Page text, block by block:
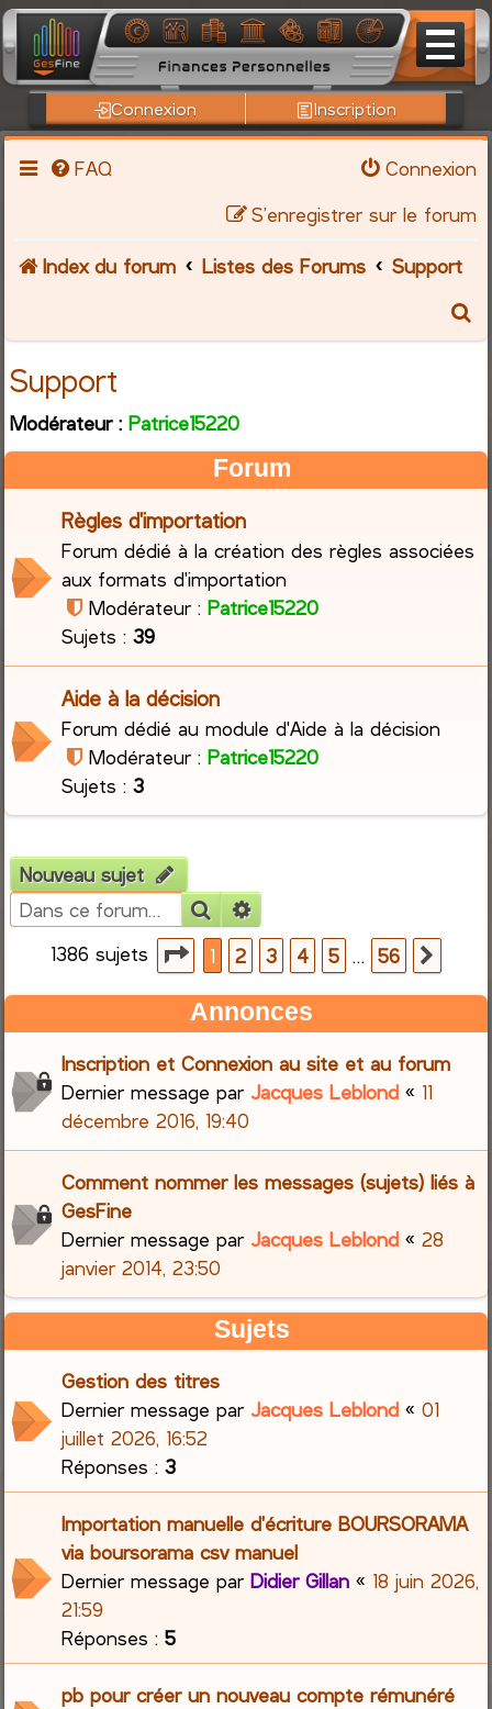
Connexion Inscription
FAQ
Connexion
S’enregistrer sur le forum
Index du forum Listes des Forums
Support
h
e
e
Support
Modérateur : Patrice15220
Forum
Règles d'importation
Forum dédié à la création des règles associées
aux formats d'importation
Modérateur : Patrice15220
Sujets :39
Aide à la décision
Forum dédié au module d'Aide à la décision
Modérateur : Patrice15220
Sujets :3
Nouveau sujet
Rechercher
1386 sujets
Page1sur 56
1 2 3 4 5 … 56
Annonces
Inscription et Connexion au site et au forum
Dernier message parJacques Leblond « 11
décembre 2016, 19:40
Comment nommer les messages (sujets) liés à
GesFine
Dernier message parJacques Leblond «28
janvier 2014, 23:50
Sujets
Gestion des titres
Dernier message parJacques Leblond «01
juillet 2026, 16:52
Réponses :3
Importation manuelle d'écriture BOURSORAMA
via boursorama csv manuel
Dernier message parDidier Gillan « 18 juin 2026,
21:59
Réponses :5
pb pour créer un nouveau compte rémunéré